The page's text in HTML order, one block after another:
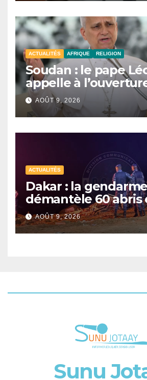
ACTUALITÉS AFRIQUE RELIGION
Soudan : le pape
appelle à
couloirs
AOÛT 9, 2026
ACTUALITÉS
Dakar : la
démantèle 60 abris
interpelle 27
AOÛT 9, 2026
Sunu